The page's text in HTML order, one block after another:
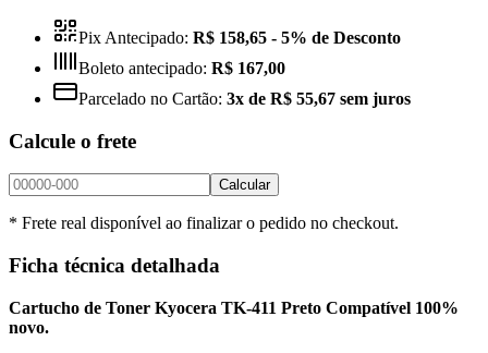
Pix Antecipado: R$ 158,65 - 5% de Desconto
Boleto antecipado: R$ 167,00
Parcelado no Cartão: 3x de R$ 55,67 sem juros
Calcule o frete
Calcular
* Frete real disponível ao finalizar o pedido no checkout.
Ficha técnica detalhada
Cartucho de Toner Kyocera TK-411 Preto Compatível 100%
novo.